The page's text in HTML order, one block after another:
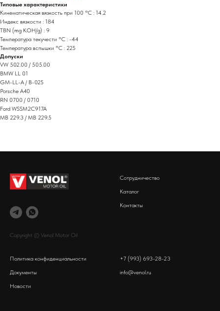
Типовые характеристики
Кинематическая вязкость при 100 °C : 14.2
Индекс вязкости : 184
TBN (mg KOH/g) : 9
Температура текучести °C : -44
Температура вспышки °C : 225
Допуски
VW 502.00 / 505.00
BMW LL 01
GM-LL-A / B-025
Porsche A40
RN 0700 / 0710
Ford WSSM2C917A
MB 229.3 / MB 229.5
Copyright © Venol Motor Oil
Сотрудничество
Каталог
Контакты
Политика конфиденциальности
Документы
Новости
+7 (993) 693-28-23
info@venol.ru